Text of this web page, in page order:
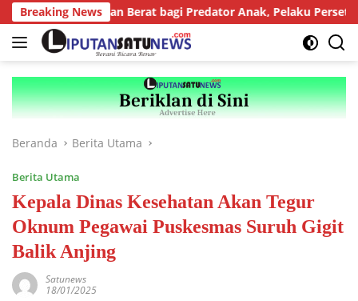
Langsung
ke
konten
Breaking News
Tuntutan Berat bagi Predator Anak, Pelaku Persetubuhan
Beranda Berita Utama
Berita Utama
Kepala Dinas Kesehatan Akan Tegur
Oknum Pegawai Puskesmas Suruh Gigit
Balik Anjing
Satunews
18/01/2025